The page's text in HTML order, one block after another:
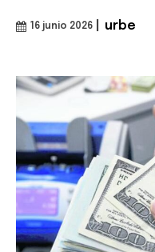
16 junio 2026 urbe